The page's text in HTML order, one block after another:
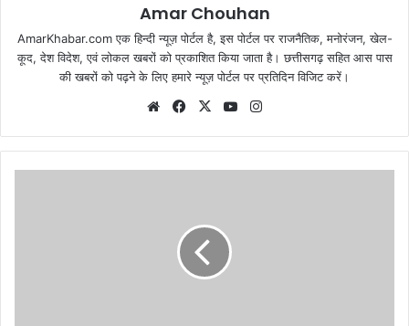
Amar Chouhan
AmarKhabar.com एक हिन्दी न्यूज़ पोर्टल है, इस पोर्टल पर राजनैतिक, मनोरंजन, खेल-
कूद, देश विदेश, एवं लोकल खबरों को प्रकाशित किया जाता है। छत्तीसगढ़ सहित आस पास
की खबरों को पढ़ने के लिए हमारे न्यूज़ पोर्टल पर प्रतिदिन विजिट करें।
WebsiteFacebook
X YouTube